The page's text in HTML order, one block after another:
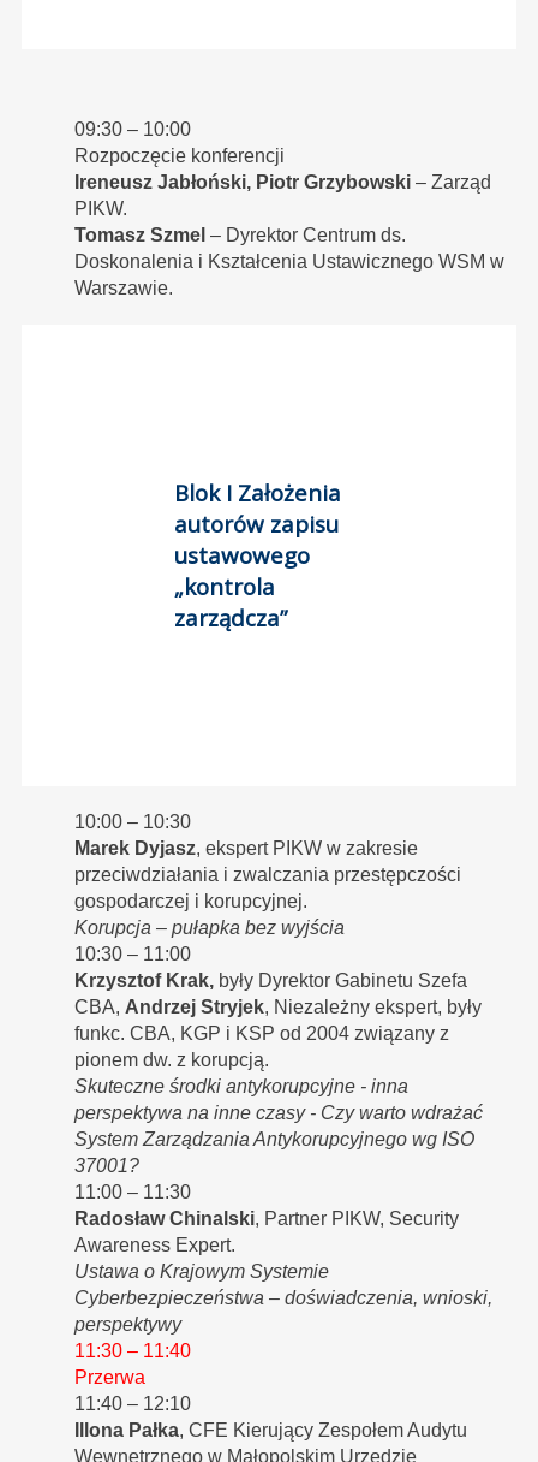
09:30 – 10:00
Rozpoczęcie konferencji
Ireneusz Jabłoński, Piotr Grzybowski – Zarząd
PIKW.
Tomasz Szmel – Dyrektor Centrum ds.
Doskonalenia i Kształcenia Ustawicznego WSM w
Warszawie.
Blok I Założenia
autorów zapisu
ustawowego
„kontrola
zarządcza”
10:00 – 10:30
Marek Dyjasz, ekspert PIKW w zakresie
przeciwdziałania i zwalczania przestępczości
gospodarczej i korupcyjnej.
Korupcja – pułapka bez wyjścia
10:30 – 11:00
Krzysztof Krak, były Dyrektor Gabinetu Szefa
CBA, Andrzej Stryjek, Niezależny ekspert, były
funkc. CBA, KGP i KSP od 2004 związany z
pionem dw. z korupcją.
Skuteczne środki antykorupcyjne - inna
perspektywa na inne czasy - Czy warto wdrażać
System Zarządzania Antykorupcyjnego wg ISO
37001?
11:00 – 11:30
Radosław Chinalski, Partner PIKW, Security
Awareness Expert.
Ustawa o Krajowym Systemie
Cyberbezpieczeństwa – doświadczenia, wnioski,
perspektywy
11:30 – 11:40
Przerwa
11:40 – 12:10
Illona Pałka, CFE Kierujący Zespołem Audytu
Wewnętrznego w Małopolskim Urzędzie